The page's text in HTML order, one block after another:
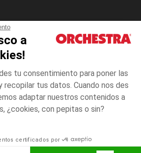
a
tu consentimiento para poner las
recopilar tus datos. Cuando nos des
adaptar nuestros contenidos a
¿cookies, con pepitas o sin?
certificados por
talla
unica
generales de venta
Aviso Legal
de las ofertas actuales
de las cookies
no conforme
de ética de la Federación Francesa de comercio
(FEVAD) y al sistema de mediación de